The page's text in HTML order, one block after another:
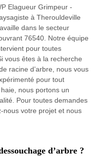
Elagueur Grimpeur -
à Therouldeville
dans le secteur
76540. Notre équipe
pour toutes
vous êtes à la recherche
racine d’arbre, nous vous
pour tout
nous portons un
Pour toutes demandes
nous votre projet et nous
d’arbre ?